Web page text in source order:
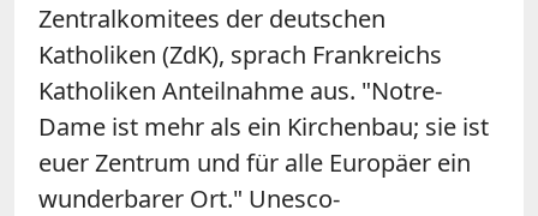
Zentralkomitees der deutschen
Katholiken (ZdK), sprach Frankreichs
Katholiken Anteilnahme aus. "Notre-
Dame ist mehr als ein Kirchenbau; sie ist
euer Zentrum und für alle Europäer ein
wunderbarer Ort." Unesco-